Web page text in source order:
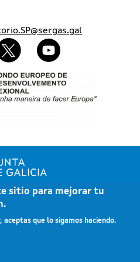
y publicada por la Xunta de Galicia
la ciudadanía
sitio para mejorar tu
aceptas que lo sigamos haciendo.